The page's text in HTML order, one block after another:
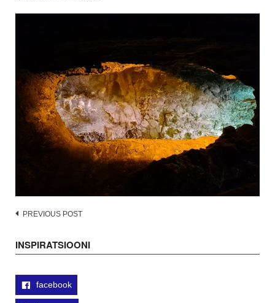
Post
PREVIOUS POST
INSPIRATSIOONI
facebook